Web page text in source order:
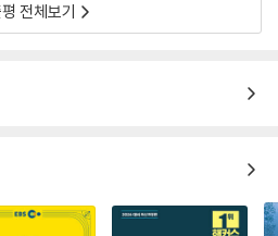
전체보기